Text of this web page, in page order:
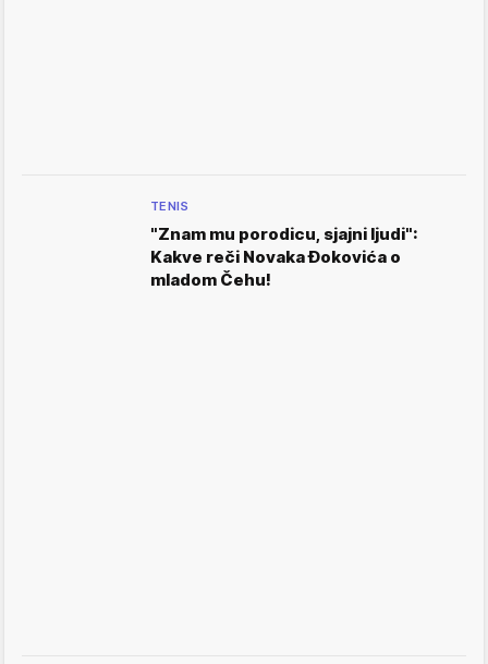
TENIS
"Znam mu porodicu, sjajni ljudi":
Kakve reči Novaka Đokovića o
mladom Čehu!